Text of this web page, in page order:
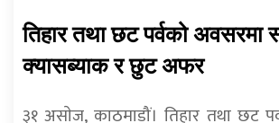
तिहार तथा छट पर्वको अवसरमा
क्यासब्याक र छुट अफर
३१ असाेज, काठमाडौं। तिहार तथा छट